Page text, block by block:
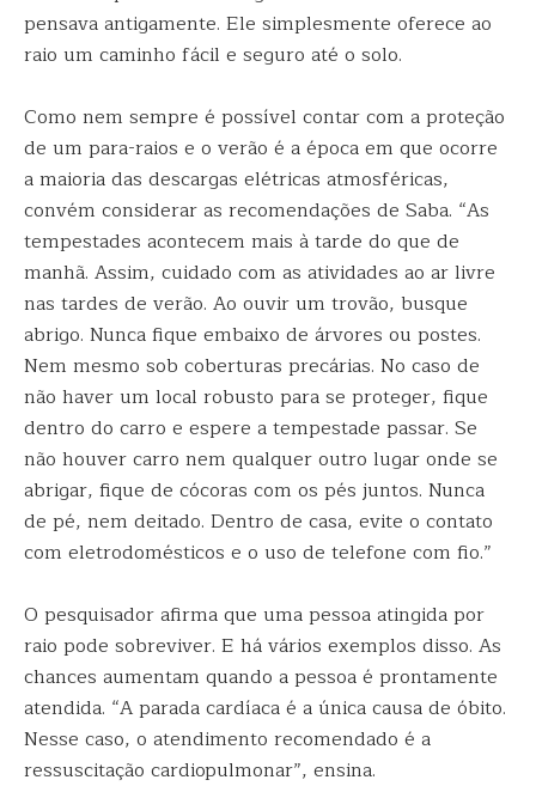
pensava antigamente. Ele simplesmente oferece ao
raio um caminho fácil e seguro até o solo.
Como nem sempre é possível contar com a proteção
de um para-raios e o verão é a época em que ocorre
a maioria das descargas elétricas atmosféricas,
convém considerar as recomendações de Saba. “As
tempestades acontecem mais à tarde do que de
manhã. Assim, cuidado com as atividades ao ar livre
nas tardes de verão. Ao ouvir um trovão, busque
abrigo. Nunca fique embaixo de árvores ou postes.
Nem mesmo sob coberturas precárias. No caso de
não haver um local robusto para se proteger, fique
dentro do carro e espere a tempestade passar. Se
não houver carro nem qualquer outro lugar onde se
abrigar, fique de cócoras com os pés juntos. Nunca
de pé, nem deitado. Dentro de casa, evite o contato
com eletrodomésticos e o uso de telefone com fio.”
O pesquisador afirma que uma pessoa atingida por
raio pode sobreviver. E há vários exemplos disso. As
chances aumentam quando a pessoa é prontamente
atendida. “A parada cardíaca é a única causa de óbito.
Nesse caso, o atendimento recomendado é a
ressuscitação cardiopulmonar”, ensina.